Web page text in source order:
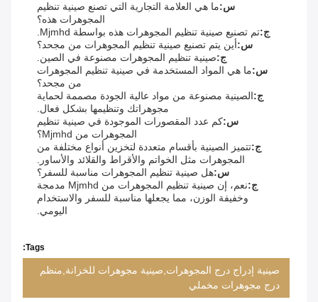
س:ما هي العلامة التجارية التي تصنع صينية تنظيم
المجوهرات هذه؟
ج:تم تصنيع صينية تنظيم المجوهرات هذه بواسطة Mjmhd.
س:أين يتم تصنيع صينية تنظيم المجوهرات من مجحد؟
ج:صينية تنظيم المجوهرات مصنوعة في الصين.
س:ما هي المواد المستخدمة في صينية تنظيم المجوهرات
من مجحد؟
ج:الصينية مصنوعة من مواد عالية الجودة مصممة لحماية
مجوهراتك وتنظيمها بشكل فعال.
س:كم عدد المقصورات الموجودة في صينية تنظيم
المجوهرات من Mjmhd؟
ج:تتميز الصينية بأقسام متعددة لتخزين أنواع مختلفة من
المجوهرات مثل الخواتم والأقراط والقلائد والأساور.
س:هل صينية تنظيم المجوهرات مناسبة للسفر؟
ج:
نعم، إن صينية تنظيم المجوهرات من Mjmhd مدمجة
وخفيفة الوزن، مما يجعلها مناسبة للسفر والاستخدام
اليومي.
Tags:
صينية إدراج درج المجوهرات,صينية مجوهرات للخزانة,منظم
درج مجوهرات مخملي